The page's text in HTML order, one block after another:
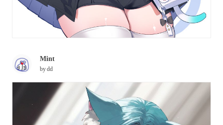
Mint
bydd